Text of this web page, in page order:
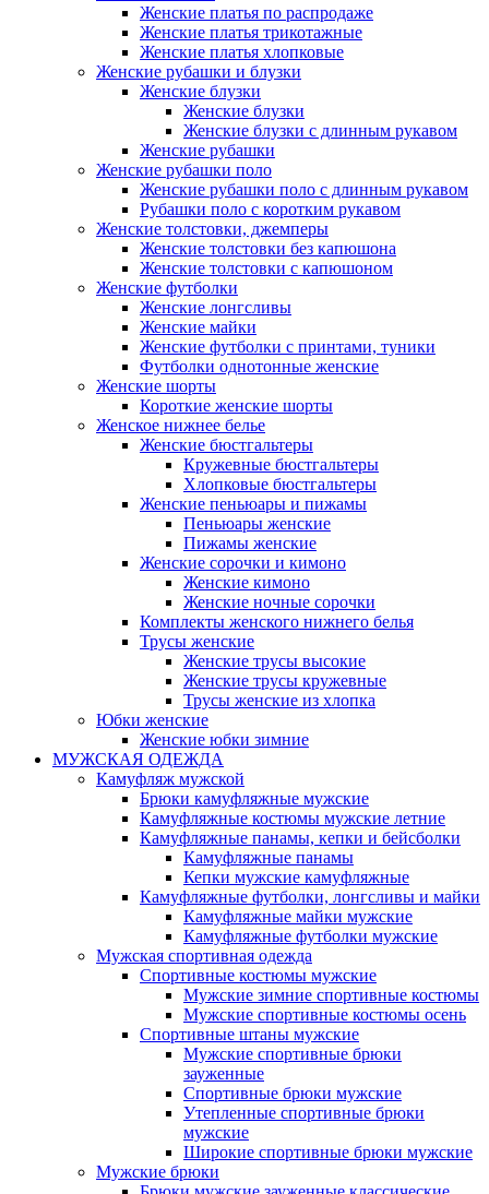
Женские платья по распродаже
Женские платья трикотажные
Женские платья хлопковые
Женские рубашки и блузки
Женские блузки
Женские блузки
Женские блузки с длинным рукавом
Женские рубашки
Женские рубашки поло
Женские рубашки поло с длинным рукавом
Рубашки поло с коротким рукавом
Женские толстовки, джемперы
Женские толстовки без капюшона
Женские толстовки с капюшоном
Женские футболки
Женские лонгсливы
Женские майки
Женские футболки с принтами, туники
Футболки однотонные женские
Женские шорты
Короткие женские шорты
Женское нижнее белье
Женские бюстгальтеры
Кружевные бюстгальтеры
Хлопковые бюстгальтеры
Женские пеньюары и пижамы
Пеньюары женские
Пижамы женские
Женские сорочки и кимоно
Женские кимоно
Женские ночные сорочки
Комплекты женского нижнего белья
Трусы женские
Женские трусы высокие
Женские трусы кружевные
Трусы женские из хлопка
Юбки женские
Женские юбки зимние
МУЖСКАЯ ОДЕЖДА
Камуфляж мужской
Брюки камуфляжные мужские
Камуфляжные костюмы мужские летние
Камуфляжные панамы, кепки и бейсболки
Камуфляжные панамы
Кепки мужские камуфляжные
Камуфляжные футболки, лонгсливы и майки
Камуфляжные майки мужские
Камуфляжные футболки мужские
Мужская спортивная одежда
Спортивные костюмы мужские
Мужские зимние спортивные костюмы
Мужские спортивные костюмы осень
Спортивные штаны мужские
Мужские спортивные брюки
зауженные
Спортивные брюки мужские
Утепленные спортивные брюки
мужские
Широкие спортивные брюки мужские
Мужские брюки